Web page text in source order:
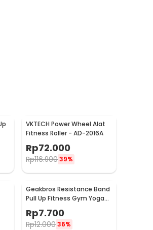
VKTECH Power Wheel Alat
Fitness Roller - AD-2016A
Rp72.000
Rp116.90039%
Geakbros Resistance Band
Pull Up Fitness Gym Yoga
YG34
Rp7.700
Rp12.00036%